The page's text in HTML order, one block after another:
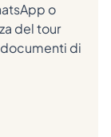
o
del tour
di